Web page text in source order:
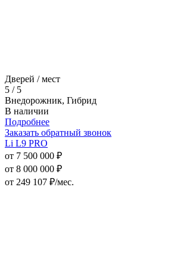
Дверей / мест
5 / 5
Внедорожник, Гибрид
В наличии
Подробнее
Заказать обратный звонок
Li L9 PRO
от 7 500 000 ₽
от 8 000 000 ₽
от 249 107 ₽/мес.